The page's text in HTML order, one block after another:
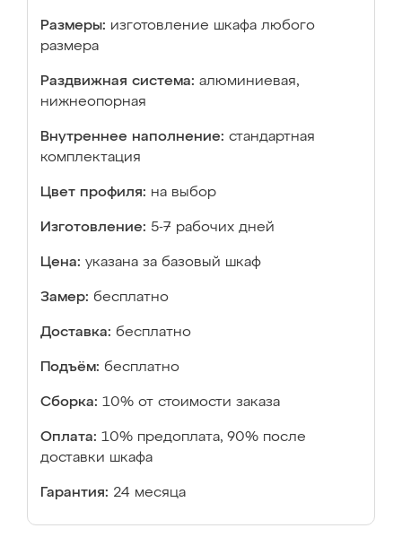
Размеры: изготовление шкафа любого
размера
Раздвижная система: алюминиевая,
нижнеопорная
Внутреннее наполнение: стандартная
комплектация
Цвет профиля: на выбор
Изготовление: 5-7 рабочих дней
Цена: указана за базовый шкаф
Замер: бесплатно
Доставка: бесплатно
Подъём: бесплатно
Сборка: 10% от стоимости заказа
Оплата: 10% предоплата, 90% после
доставки шкафа
Гарантия: 24 месяца